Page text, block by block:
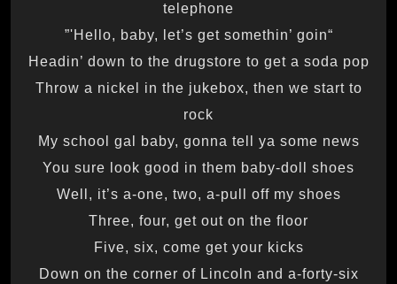
telephone
“Hello, baby, let’s get somethin’ goin'”
Headin’ down to the drugstore to get a soda pop
Throw a nickel in the jukebox, then we start to
rock
My school gal baby, gonna tell ya some news
You sure look good in them baby-doll shoes
Well, it’s a-one, two, a-pull off my shoes
Three, four, get out on the floor
Five, six, come get your kicks
Down on the corner of Lincoln and a-forty-six